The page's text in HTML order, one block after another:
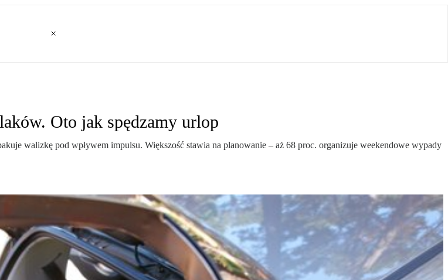
Oto jak spędzamy urlop
walizkę pod wpływem impulsu. Większość stawia na planowanie – aż 68 proc. organizuje weekendowe wypady